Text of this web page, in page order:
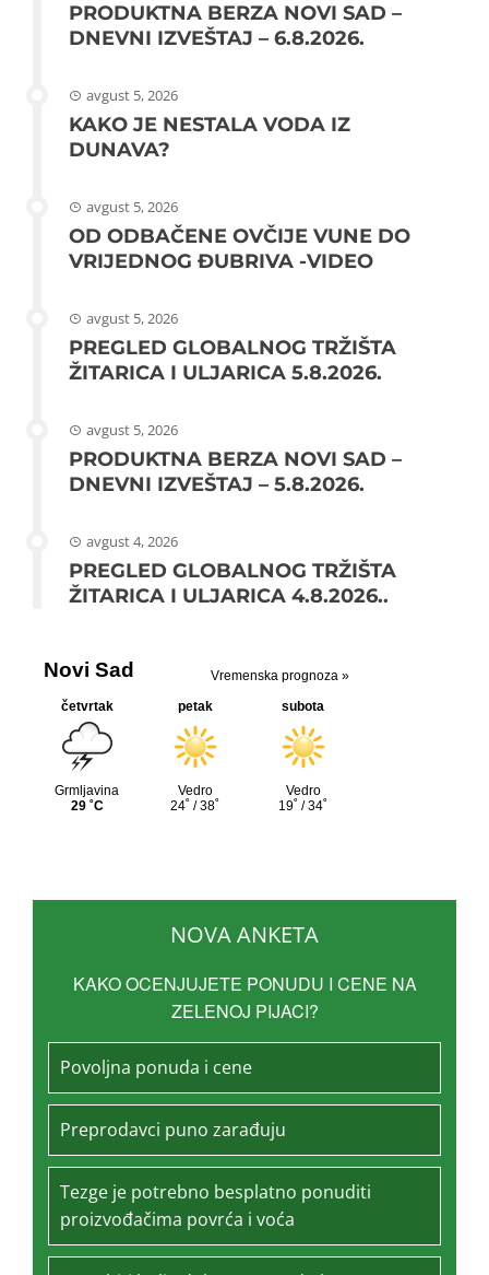
PRODUKTNA BERZA NOVI SAD –
DNEVNI IZVEŠTAJ – 6.8.2026.
avgust 5, 2026
KAKO JE NESTALA VODA IZ
DUNAVA?
avgust 5, 2026
OD ODBAČENE OVČIJE VUNE DO
VRIJEDNOG ĐUBRIVA -VIDEO
avgust 5, 2026
PREGLED GLOBALNOG TRŽIŠTA
ŽITARICA I ULJARICA 5.8.2026.
avgust 5, 2026
PRODUKTNA BERZA NOVI SAD –
DNEVNI IZVEŠTAJ – 5.8.2026.
avgust 4, 2026
PREGLED GLOBALNOG TRŽIŠTA
ŽITARICA I ULJARICA 4.8.2026..
NOVA ANKETA
KAKO OCENJUJETE PONUDU I CENE NA
ZELENOJ PIJACI?
Povoljna ponuda i cene
Preprodavci puno zarađuju
Tezge je potrebno besplatno ponuditi
proizvođačima povrća i voća